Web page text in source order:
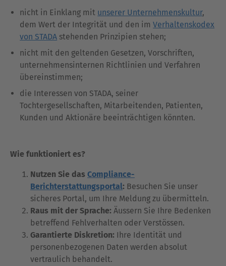
nicht in Einklang mit unserer Unternehmenskultur,
dem Wert der Integrität und den im Verhaltenskodex
von STADA stehenden Prinzipien stehen;
nicht mit den geltenden Gesetzen, Vorschriften,
unternehmensinternen Richtlinien und Verfahren
übereinstimmen;
die Interessen von STADA, seiner
Tochtergesellschaften, Mitarbeitenden, Patienten,
Kunden und Aktionäre beeinträchtigen könnten.
Wie funktioniert es?
Nutzen Sie das Compliance-
Berichterstattungsportal: Besuchen Sie unser
sicheres Portal, um Ihre Meldung zu übermitteln.
Raus mit der Sprache: Äussern Sie Ihre Bedenken
betreffend Fehlverhalten oder Verstössen.
Garantierte Diskretion: Ihre Identität und
personenbezogenen Daten werden absolut
vertraulich behandelt.